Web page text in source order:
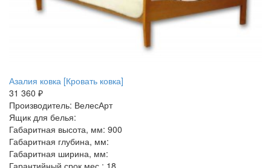
Азалия ковка [Кровать ковка]
31 360 ₽
Производитель: ВелесАрт
Ящик для белья:
Габаритная высота, мм: 900
Габаритная глубина, мм:
Габаритная ширина, мм:
Гарантийный срок мес.: 18